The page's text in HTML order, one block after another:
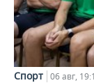
Спорт 06 авг,